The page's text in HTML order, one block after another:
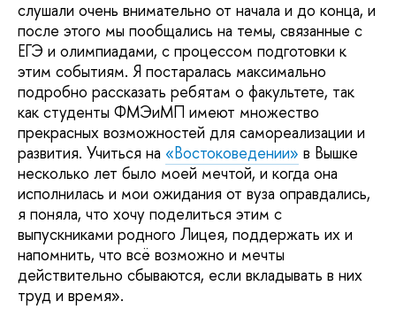
слушали очень внимательно от начала и до конца, и
после этого мы пообщались на темы, связанные с
ЕГЭ и олимпиадами, с процессом подготовки к
этим событиям. Я постаралась максимально
подробно рассказать ребятам о факультете, так
как студенты ФМЭиМП имеют множество
прекрасных возможностей для самореализации и
развития. Учиться на «Востоковедении» в Вышке
несколько лет было моей мечтой, и когда она
исполнилась и мои ожидания от вуза оправдались,
я поняла, что хочу поделиться этим с
выпускниками родного Лицея, поддержать их и
напомнить, что всё возможно и мечты
действительно сбываются, если вкладывать в них
труд и время».